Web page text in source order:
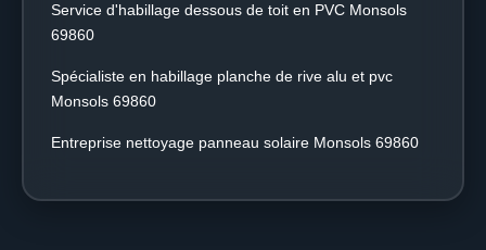
Service d'habillage dessous de toit en PVC Monsols
69860
Spécialiste en habillage planche de rive alu et pvc
Monsols 69860
Entreprise nettoyage panneau solaire Monsols 69860